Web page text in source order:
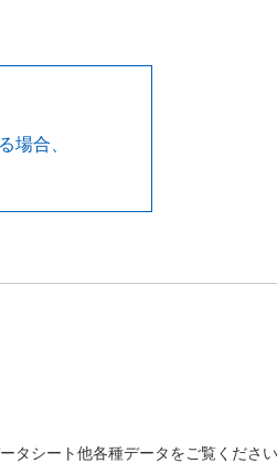
場合、
シート他各種データをご覧くださ